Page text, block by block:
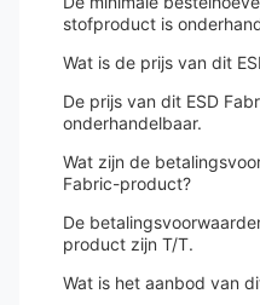
stofproduct is
Wat is de prijs van dit
De prijs van dit ESD
onderhandelbaar.
Wat zijn de
Fabric-product?
De
product zijn T/T.
Wat is het aanbod van